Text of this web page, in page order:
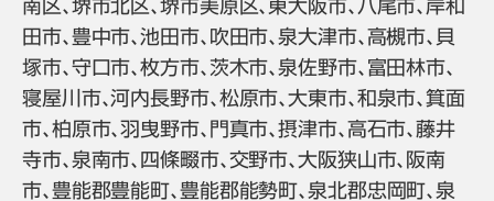
南区、堺市北区、堺市美原区、東大阪市、八尾市、岸和
田市、豊中市、池田市、吹田市、泉大津市、高槻市、貝
塚市、守口市、枚方市、茨木市、泉佐野市、富田林市、
寝屋川市、河内長野市、松原市、大東市、和泉市、箕面
市、柏原市、羽曳野市、門真市、摂津市、高石市、藤井
寺市、泉南市、四條畷市、交野市、大阪狭山市、阪南
市、豊能郡豊能町、豊能郡能勢町、泉北郡忠岡町、泉